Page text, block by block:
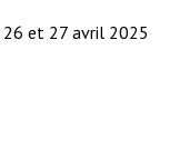
et 27 avril 2025